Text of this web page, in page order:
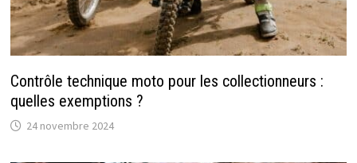
Contrôle technique moto pour les collectionneurs :
quelles exemptions ?
24 novembre 2024